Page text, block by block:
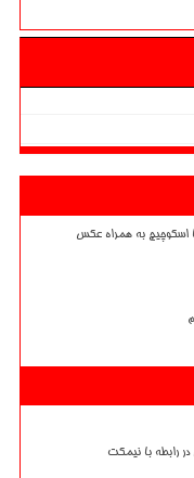
اسکوچیچ به همراه عکس
در رابطه با نیمکت